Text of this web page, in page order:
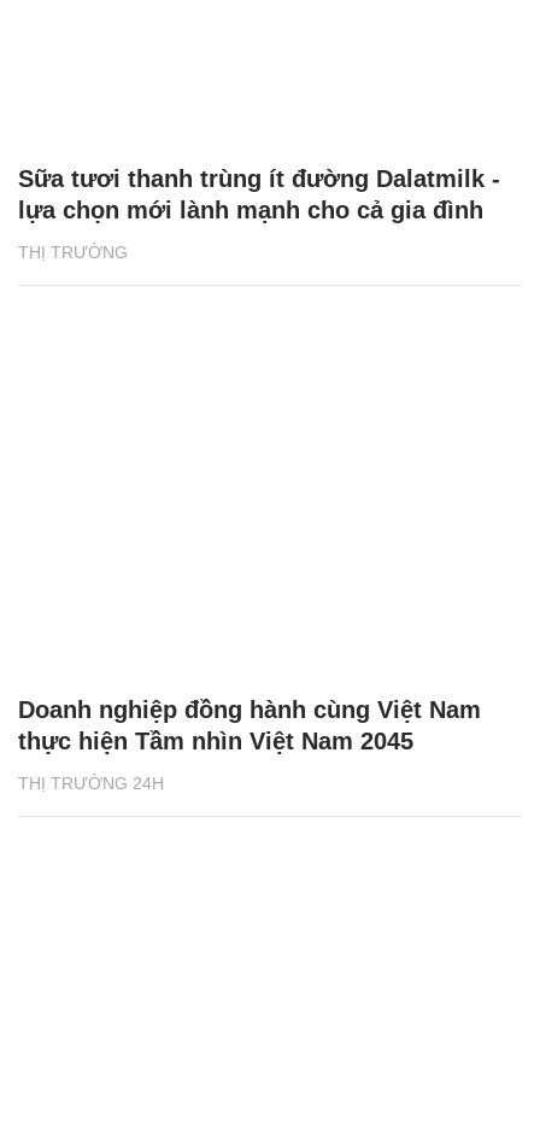
THỊ TRƯỜNG
Sữa tươi thanh trùng ít đường Dalatmilk -
lựa chọn mới lành mạnh cho cả gia đình
THỊ TRƯỜNG 24H
Doanh nghiệp đồng hành cùng Việt Nam
thực hiện Tầm nhìn Việt Nam 2045